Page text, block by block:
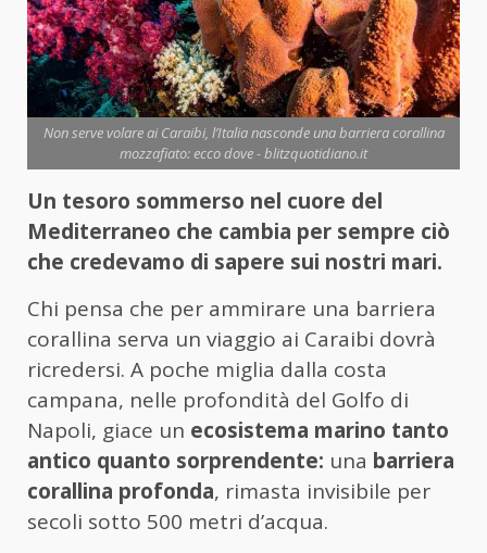
Non serve volare ai Caraibi, l’Italia nasconde una barriera corallina
mozzafiato: ecco dove - blitzquotidiano.it
Un tesoro sommerso nel cuore del
Mediterraneo che cambia per sempre ciò
che credevamo di sapere sui nostri mari.
Chi pensa che per ammirare una barriera
corallina serva un viaggio ai Caraibi dovrà
ricredersi. A poche miglia dalla costa
campana, nelle profondità del Golfo di
Napoli, giace un ecosistema marino tanto
antico quanto sorprendente: una barriera
corallina profonda, rimasta invisibile per
secoli sotto 500 metri d’acqua.